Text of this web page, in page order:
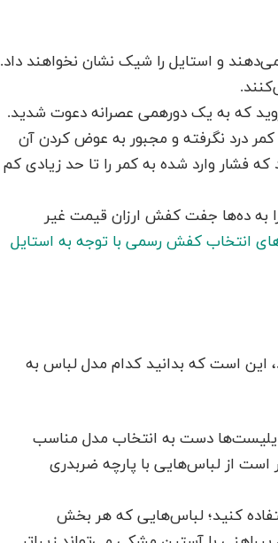
و استایل را شیک نشان نخواهند داد.
که به یک دورهمی عصرانه دعوت شدید.
درد نگرفته و مجبور به عوض کردن آن
فشار وارد شده به کمر را تا حد زیادی کم
به ده‌ها جفت کفش ارزان قیمت غیر
انتخاب کفش رسمی با توجه به استایل
این است که بدانید کدام مدل لباس به
دست به انتخاب مدل مناسب
است از لباس‌هایی با پارچه ضربدری
کنید؛ لباس‌هایی که هر بخش